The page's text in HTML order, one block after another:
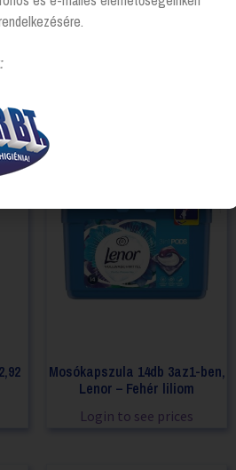
Mosókapszula 14db 3az1-ben,
Lenor – Fehér liliom
Login to see prices